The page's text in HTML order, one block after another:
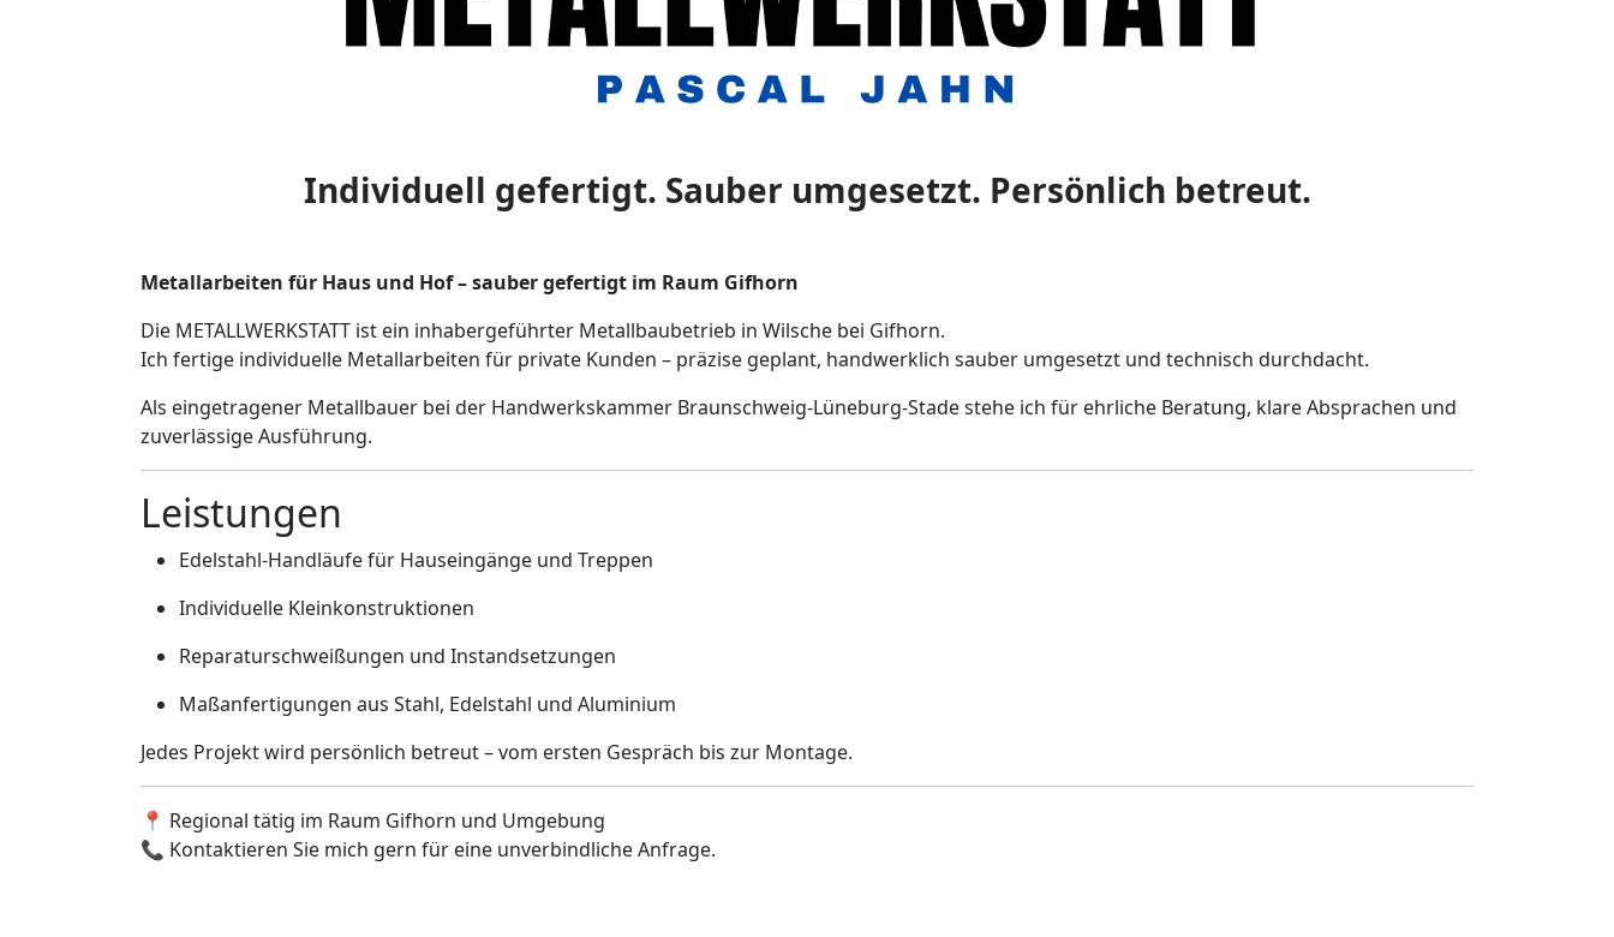
Individuell gefertigt. Sauber umgesetzt. Persönlich betreut.
Metallarbeiten für Haus und Hof – sauber gefertigt im Raum Gifhorn
Die METALLWERKSTATT ist ein inhabergeführter Metallbaubetrieb in Wilsche bei Gifhorn.
Ich fertige individuelle Metallarbeiten für private Kunden – präzise geplant, handwerklich sauber umgesetzt und technisch durchdacht.
Als eingetragener Metallbauer bei der Handwerkskammer Braunschweig-Lüneburg-Stade stehe ich für ehrliche Beratung, klare Absprachen und
zuverlässige Ausführung.
Leistungen
Edelstahl-Handläufe für Hauseingänge und Treppen
Individuelle Kleinkonstruktionen
Reparaturschweißungen und Instandsetzungen
Maßanfertigungen aus Stahl, Edelstahl und Aluminium
Jedes Projekt wird persönlich betreut – vom ersten Gespräch bis zur Montage.
📍 Regional tätig im Raum Gifhorn und Umgebung
📞 Kontaktieren Sie mich gern für eine unverbindliche Anfrage.